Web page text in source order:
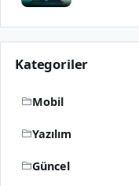
Kategoriler
Mobil
Yazılım
Güncel